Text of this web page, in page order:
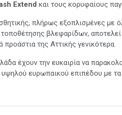
Extend και τους κορυφαίους
πλήρως εξοπλισμένες με
βλεφαρίδων,
προάστια της Αττικής γενικότερα.
έχουν την ευκαιρία να
υψηλού ευρωπαικού επιπέδου με τα